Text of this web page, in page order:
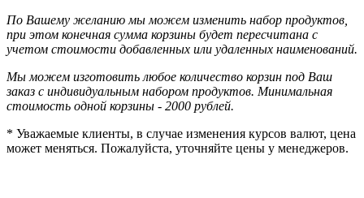
По Вашему желанию мы можем изменить набор продуктов,
при этом конечная сумма корзины будет пересчитана с
учетом стоимости добавленных или удаленных наименований.
Мы можем изготовить любое количество корзин под Ваш
заказ с индивидуальным набором продуктов. Минимальная
стоимость одной корзины - 2000 рублей.
* Уважаемые клиенты, в случае изменения курсов валют, цена
может меняться. Пожалуйста, уточняйте цены у менеджеров.